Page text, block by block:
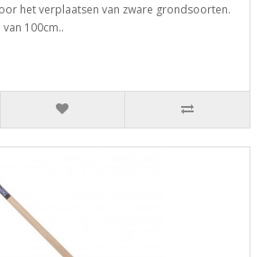
het verplaatsen van zware grondsoorten.
100cm..